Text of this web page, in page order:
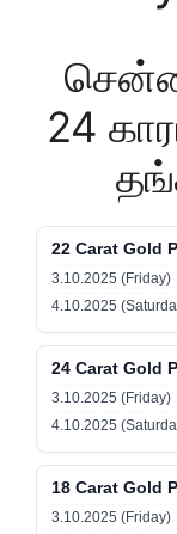
24
22 Carat Gold
3.10.2025 (Friday)
4.10.2025
24 Carat Gold
3.10.2025 (Friday)
4.10.2025
18 Carat Gold
3.10.2025 (Friday)